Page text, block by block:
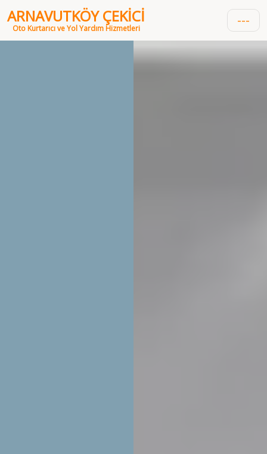
ARNAVUTKÖY ÇEKİCİ
Oto Kurtarıcı ve Yol Yardım Hizmetleri
---